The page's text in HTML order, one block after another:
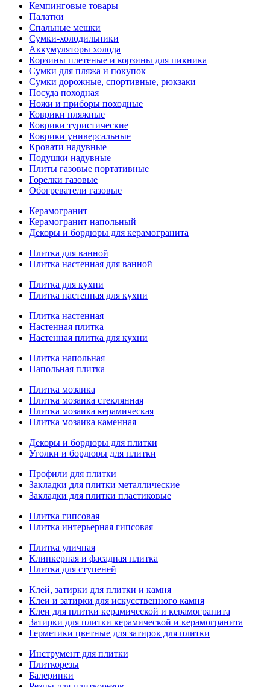
Кемпинговые товары
Палатки
Спальные мешки
Сумки-холодильники
Аккумуляторы холода
Корзины плетеные и корзины для пикника
Сумки для пляжа и покупок
Сумки дорожные, спортивные, рюкзаки
Посуда походная
Ножи и приборы походные
Коврики пляжные
Коврики туристические
Коврики универсальные
Кровати надувные
Подушки надувные
Плиты газовые портативные
Горелки газовые
Обогреватели газовые
Керамогранит
Керамогранит напольный
Декоры и бордюры для керамогранита
Плитка для ванной
Плитка настенная для ванной
Плитка для кухни
Плитка настенная для кухни
Плитка настенная
Настенная плитка
Настенная плитка для кухни
Плитка напольная
Напольная плитка
Плитка мозаика
Плитка мозаика стеклянная
Плитка мозаика керамическая
Плитка мозаика каменная
Декоры и бордюры для плитки
Уголки и бордюры для плитки
Профили для плитки
Закладки для плитки металлические
Закладки для плитки пластиковые
Плитка гипсовая
Плитка интерьерная гипсовая
Плитка уличная
Клинкерная и фасадная плитка
Плитка для ступеней
Клей, затирки для плитки и камня
Клеи и затирки для искусственного камня
Клеи для плитки керамической и керамогранита
Затирки для плитки керамической и керамогранита
Герметики цветные для затирок для плитки
Инструмент для плитки
Плиткорезы
Балеринки